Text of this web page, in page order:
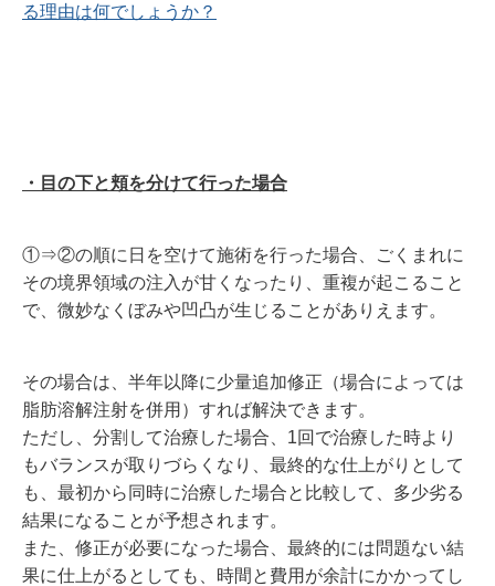
る理由は何でしょうか？
・目の下と頬を分けて行った場合
①⇒②の順に日を空けて施術を行った場合、ごくまれに
その境界領域の注入が甘くなったり、重複が起こること
で、微妙なくぼみや凹凸が生じることがありえます。
その場合は、半年以降に少量追加修正（場合によっては
脂肪溶解注射を併用）すれば解決できます。
ただし、分割して治療した場合、1回で治療した時より
もバランスが取りづらくなり、最終的な仕上がりとして
も、最初から同時に治療した場合と比較して、多少劣る
結果になることが予想されます。
また、修正が必要になった場合、最終的には問題ない結
果に仕上がるとしても、時間と費用が余計にかかってし